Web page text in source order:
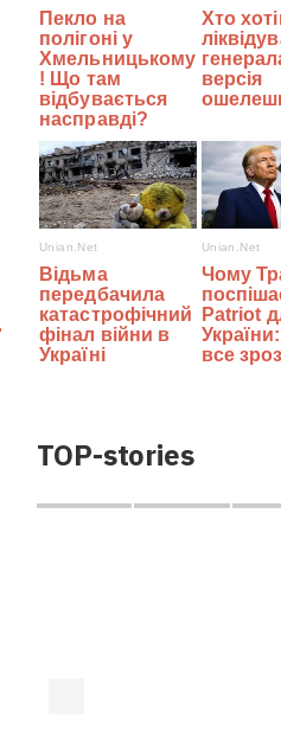
TOP-stories